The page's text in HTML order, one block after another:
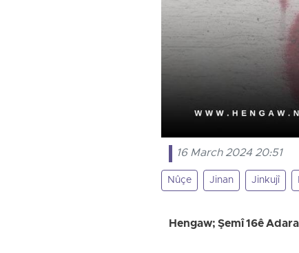
16 March 2024 20:51
Nûçe Jinan Jinkujî
Hengaw; Şemî 16ê